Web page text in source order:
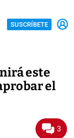
SUSCRÍBETE
este
el
3